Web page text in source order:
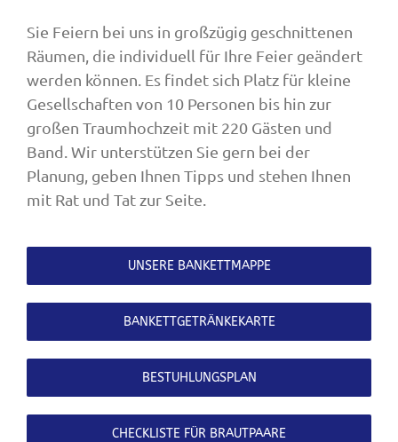
Sie Feiern bei uns in großzügig geschnittenen
Räumen, die individuell für Ihre Feier geändert
werden können. Es findet sich Platz für kleine
Gesellschaften von 10 Personen bis hin zur
großen Traumhochzeit mit 220 Gästen und
Band. Wir unterstützen Sie gern bei der
Planung, geben Ihnen Tipps und stehen Ihnen
mit Rat und Tat zur Seite.
UNSERE BANKETTMAPPE
BANKETTGETRÄNKEKARTE
BESTUHLUNGSPLAN
CHECKLISTE FÜR BRAUTPAARE